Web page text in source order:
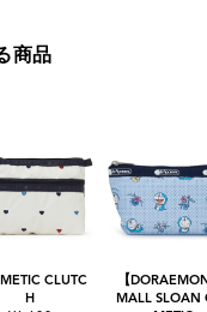
商品
CLUTC
H
【
MALL SLOAN